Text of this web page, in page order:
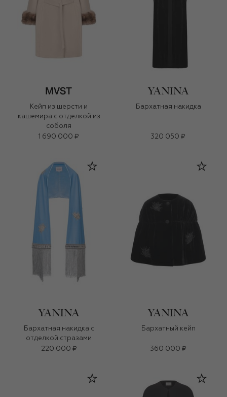
Кейп из шерсти и
кашемира с отделкой из
соболя
1 690 000 ₽
Бархатная накидка
320 050 ₽
Бархатная накидка с
отделкой стразами
220 000 ₽
Бархатный кейп
360 000 ₽